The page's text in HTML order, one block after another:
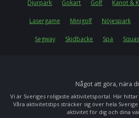
Djurpark Gokart Golf Kanot &
Lasergame Minigolf Nöjespark
Segway Skidbacke Spa
Något att göra, nära
Vi är Sveriges roligaste aktivitetsportal. Här
Våra aktivitetstips sträcker sig över hela
aktivitet för dig och dina